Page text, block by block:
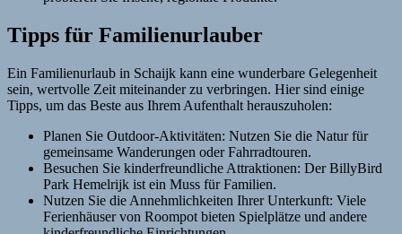
Tipps für Familienurlauber
Ein Familienurlaub in Schaijk kann eine wunderbare Gelegenheit
sein, wertvolle Zeit miteinander zu verbringen. Hier sind einige
Tipps, um das Beste aus Ihrem Aufenthalt herauszuholen:
Planen Sie Outdoor-Aktivitäten: Nutzen Sie die Natur für
gemeinsame Wanderungen oder Fahrradtouren.
Besuchen Sie kinderfreundliche Attraktionen: Der BillyBird
Park Hemelrijk ist ein Muss für Familien.
Nutzen Sie die Annehmlichkeiten Ihrer Unterkunft: Viele
Ferienhäuser von Roompot bieten Spielplätze und andere